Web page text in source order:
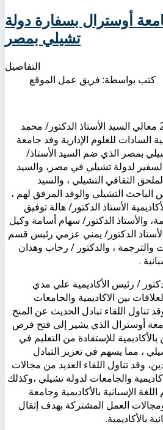
أوسترال بسفارة دولة
تشيلي بمصر
التفاصيل
كتب بواسطة: فريق عمل الموقع
أستقبل اليوم 22/2/2025 معالي السيد الأستاذ الدكتور/ محمد
السادات للعلوم الإدارية وفد جامعة
بمصر الذي ضم السيد الأستاذ/
السفير لدولة تشيلي في مصر، والسيد
الملحق الثقافي التشيلي ، والسيد
الباحث التشيلي والوفد المرفق لهم ،
الأستاذ الدكتور/ هالة توفيق
والأستاذ الدكتور/ سهام أسامة وكيل
الدكتور/ يمني عزمي رئيس قسم
والترجمة ، والدكتور / رحاب وهدان
.
/ رئيس الأكاديمية علي مدي
بين الاكاديمية والجامعات
تناول اللقاء تبادل الحديث عن المنح
أوسترال الذي يشير إلى فتح فرص
للإستفادة من التعليم في
، مما يسهم في تعزيز التبادل
وقد تناول اللقاء العديد من مجالات
والجامعات لدولة تشيلي ،وكذلك
الإسبانية بالأكاديمية وجامعة
العمل المشتركة بهدف إثقال
بالأكاديمية.